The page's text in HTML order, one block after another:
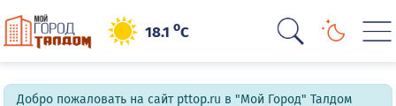
18.1oC
Добро пожаловать на сайт pttop.ru в "Мой Город" Талдом